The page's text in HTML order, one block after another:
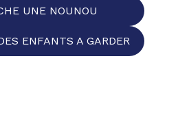
UNE NOUNOU
ENFANTS A GARDER